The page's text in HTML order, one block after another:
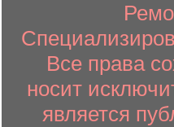
Все права
носит
является